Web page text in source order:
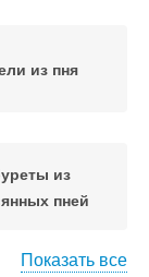
из пня
из
пней
Показать все